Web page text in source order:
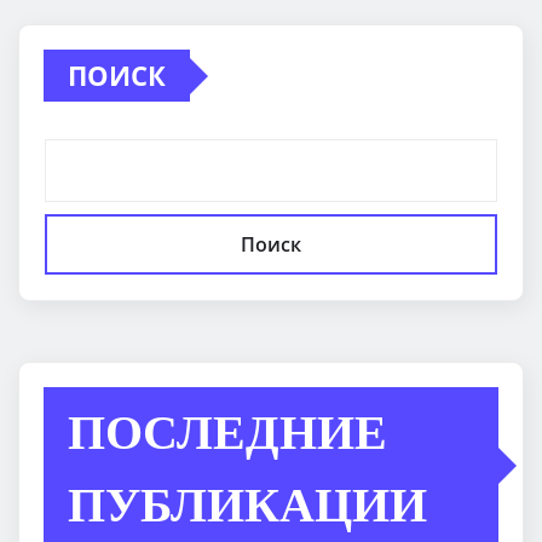
ПОИСК
Поиск
ПОСЛЕДНИЕ
ПУБЛИКАЦИИ